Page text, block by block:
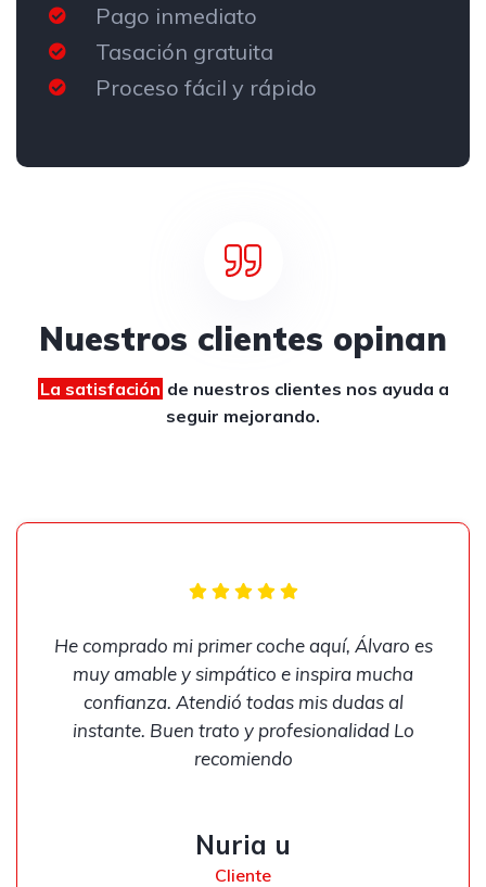
Pago inmediato
Tasación gratuita
Proceso fácil y rápido
Nuestros clientes opinan
La satisfación de nuestros clientes nos ayuda a
seguir mejorando.
He comprado mi primer coche aquí, Álvaro es
muy amable y simpático e inspira mucha
confianza. Atendió todas mis dudas al
instante. Buen trato y profesionalidad Lo
recomiendo
Nuria u
Cliente